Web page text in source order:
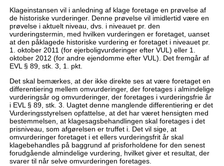
Klageinstansen vil i anledning af klage foretage en prøvelse af
de historiske vurderinger. Denne prøvelse vil imidlertid være en
prøvelse i aktuelt niveau, dvs. i niveauet pr. den
vurderingstermin, med hvilken vurderingen er foretaget, uanset
at den påklagede historiske vurdering er foretaget i niveauet pr.
1. oktober 2011 (for ejerboligvurderinger efter VUL) eller 1.
oktober 2012 (for andre ejendomme efter VUL). Det fremgår af
EVL § 89, stk. 3, 1. pkt.
Det skal bemærkes, at der ikke direkte ses at være foretaget en
differentiering mellem omvurderinger, der foretages i almindelige
vurderingsår og omvurderinger, der foretages i vurderingsfrie år
i EVL § 89, stk. 3. Uagtet denne manglende differentiering er det
Vurderingsstyrelsen opfattelse, at det har været hensigten med
bestemmelsen, at klagesagsbehandlingen skal foretages i det
prisniveau, som afgørelsen er truffet i. Det vil sige, at
omvurderinger foretaget i et ellers vurderingsfrit år skal
klagebehandles på baggrund af prisforholdene for den senest
forudgående almindelige vurdering, hvilket giver et resultat, der
svarer til når selve omvurderingen foretages.